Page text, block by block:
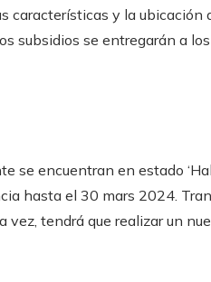
características y la ubicación
subsidios se entregarán a
se encuentran en estado
hasta el 30 mars 2024.
tendrá que realizar un